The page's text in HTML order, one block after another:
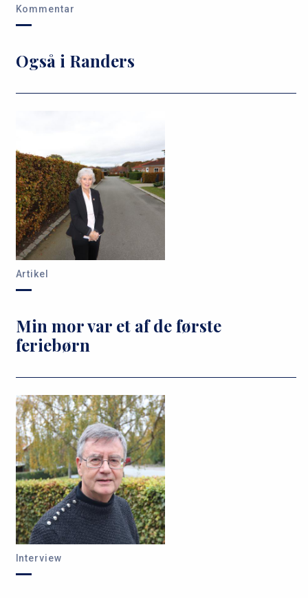
Kommentar
Også i Randers
Artikel
Min mor var et af de første
feriebørn
Interview